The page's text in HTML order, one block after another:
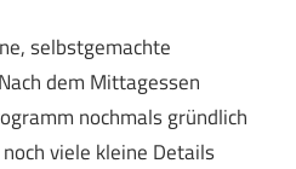
selbstgemachte
dem Mittagessen
nochmals gründlich
viele kleine Details